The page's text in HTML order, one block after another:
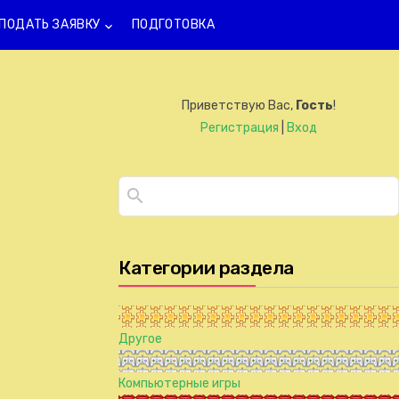
ПОДАТЬ ЗАЯВКУ keyboard_arrow_down ПОДГОТОВКА
Приветствую Вас, Гость!
Регистрация
Вход
Категории раздела
Другое
Компьютерные игры